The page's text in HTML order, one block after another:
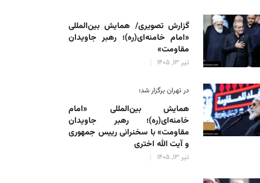
گزارش تصویری/ همایش بین‌المللی
«امام خامنه‌ای(ره)؛ رهبر جاویدان
مقاومت»
تیر 13, 1405
در تهران برگزار شد؛
همایش بین‌المللی «امام
خامنه‌ای(ره)؛ رهبر جاویدان
مقاومت» با سخنرانی رییس جمهوری
و آیت الله اختری
تیر 13, 1405